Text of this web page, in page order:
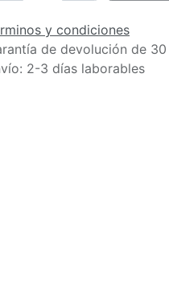
y condiciones
de devolución de
2-3 días laborables